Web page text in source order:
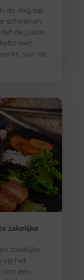
de dag op
schoenen
de juiste
niet
van de
zakelijke
zakelijke
op het
om een